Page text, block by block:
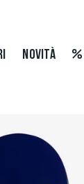
NOVITÀ